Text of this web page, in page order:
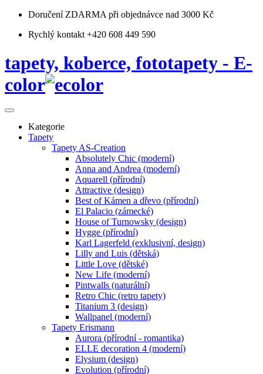
Doručení ZDARMA při objednávce nad 3000 Kč
Rychlý kontakt +420 608 449 590
tapety, koberce, fototapety - E-
color
Kategorie
Tapety
Tapety AS-Creation
Absolutely Chic (moderní)
Anna and Andrea (moderní)
Aquarell (přírodní)
Attractive (design)
Best of Kámen a dřevo (přírodní)
El Palacio (zámecké)
House of Turnowsky (design)
Hygge (přírodní)
Karl Lagerfeld (exklusivní, design)
Lilly and Luis (dětská)
Little Love (dětské)
New Life (moderní)
Pintwalls (naturální)
Retro Chic (retro tapety)
Titanium 3 (design)
Wallpanel (moderní)
Tapety Erismann
Aurora (přírodní - romantika)
ELLE decoration 4 (moderní)
Elysium (design)
Evolution (přírodní)